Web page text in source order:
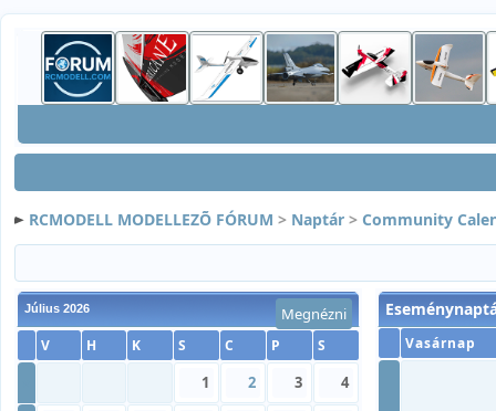
RCMODELL MODELLEZÕ FÓRUM > Naptár > Community
Megnézni
Július 2026
V H K S C P S
1 2 3 4
Vasárnap